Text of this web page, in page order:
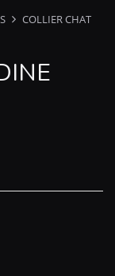
COLLIER CHAT